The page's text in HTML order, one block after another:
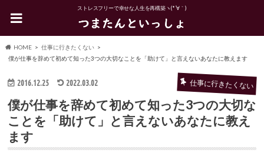
ストレスフリーで幸せな人生を再構築ヽ(*´∀｀)
HOME
仕事に行きたくない
僕が仕事を辞めて初めて知った3つの大切なことを「助けて」と言えないあなたに教えます
2016.12.25 2022.03.02 仕事に行きたくない
僕が仕事を辞めて初めて知った3つの大切な
ことを「助けて」と言えないあなたに教え
ます